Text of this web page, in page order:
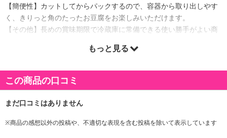
【簡便性】カットしてからパックするので、容器から取り出しやす
く、きりっと角のたったお豆腐をお楽しみいただけます。
【その他】長めの賞味期限で冷蔵庫に常備できる使い勝手がよい商
いたします。
アレルギー表示:
もっと見る
この商品の口コミ
※商品の感想以外の投稿や、不適切な表現を含む投稿を除いて表示しています